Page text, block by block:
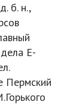
б. н.,
E-
Пермский